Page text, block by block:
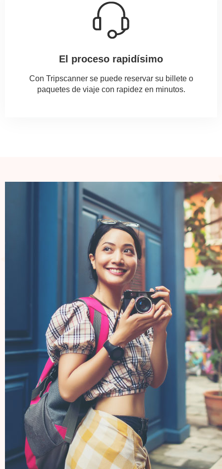
El proceso rapidísimo
Con Tripscanner se puede reservar su billete o
paquetes de viaje con rapidez en minutos.